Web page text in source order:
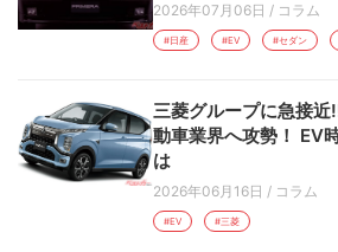
2026年07月06日 / コラム
#日産 #EV #セダン
三菱グループに急接
動車業界へ攻勢！ EV
は
2026年06月16日 / コラム
#EV #三菱